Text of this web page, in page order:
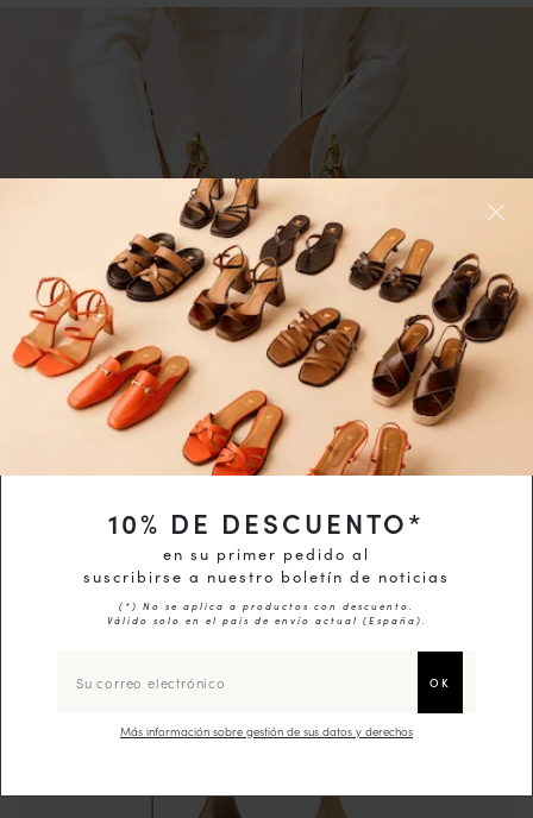
10% DE DESCUENTO*
en su primer pedido al
suscribirse a nuestro boletín de noticias
(*) No se aplica a productos con descuento.
Válido solo en el país de envío actual (España).
Más información sobre gestión de sus datos y derechos